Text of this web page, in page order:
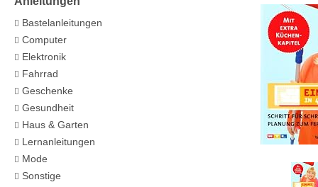
Bastelanleitungen
Computer
Elektronik
Fahrrad
Geschenke
Gesundheit
Haus & Garten
Lernanleitungen
Mode
Sonstige